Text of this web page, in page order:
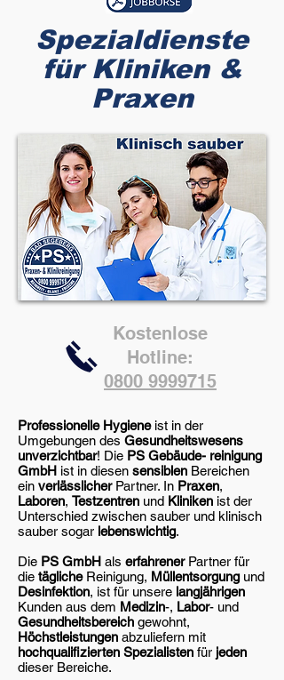
Spezialdienste
für Kliniken &
Praxen
Kostenlose
Hotline:
0800 9999715
Professionelle Hygieneist in der
Umgebungen des Gesundheitswesens
unverzichtbar! Die PS Gebäude- reinigung
GmbH ist in diesen sensiblen Bereichen
ein verlässlicherPartner. In Praxen,
Laboren, Testzentren und Kliniken ist der
Unterschied zwischen sauber und klinisch
sauber sogar lebenswichtig.
Die PS GmbH als erfahrener Partner für
die tägliche Reinigung, Müllentsorgung und
Desinfektion, ist für unsere langjährigen
Kunden aus dem Medizin-, Labor- und
Gesundheitsbereich gewohnt,
Höchstleistungen abzuliefern mit
hochqualifizierten Spezialisten für jeden
dieser Bereiche.